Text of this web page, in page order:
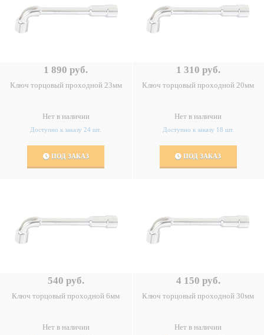
1 890 руб.
Ключ торцовый проходной 23мм
Нет в наличии
Доступно к заказу 24 шт.
ПОД ЗАКАЗ
1 310 руб.
Ключ торцовый проходной 20мм
Нет в наличии
Доступно к заказу 18 шт.
ПОД ЗАКАЗ
540 руб.
Ключ торцовый проходной 6мм
Нет в наличии
4 150 руб.
Ключ торцовый проходной 30мм
Нет в наличии